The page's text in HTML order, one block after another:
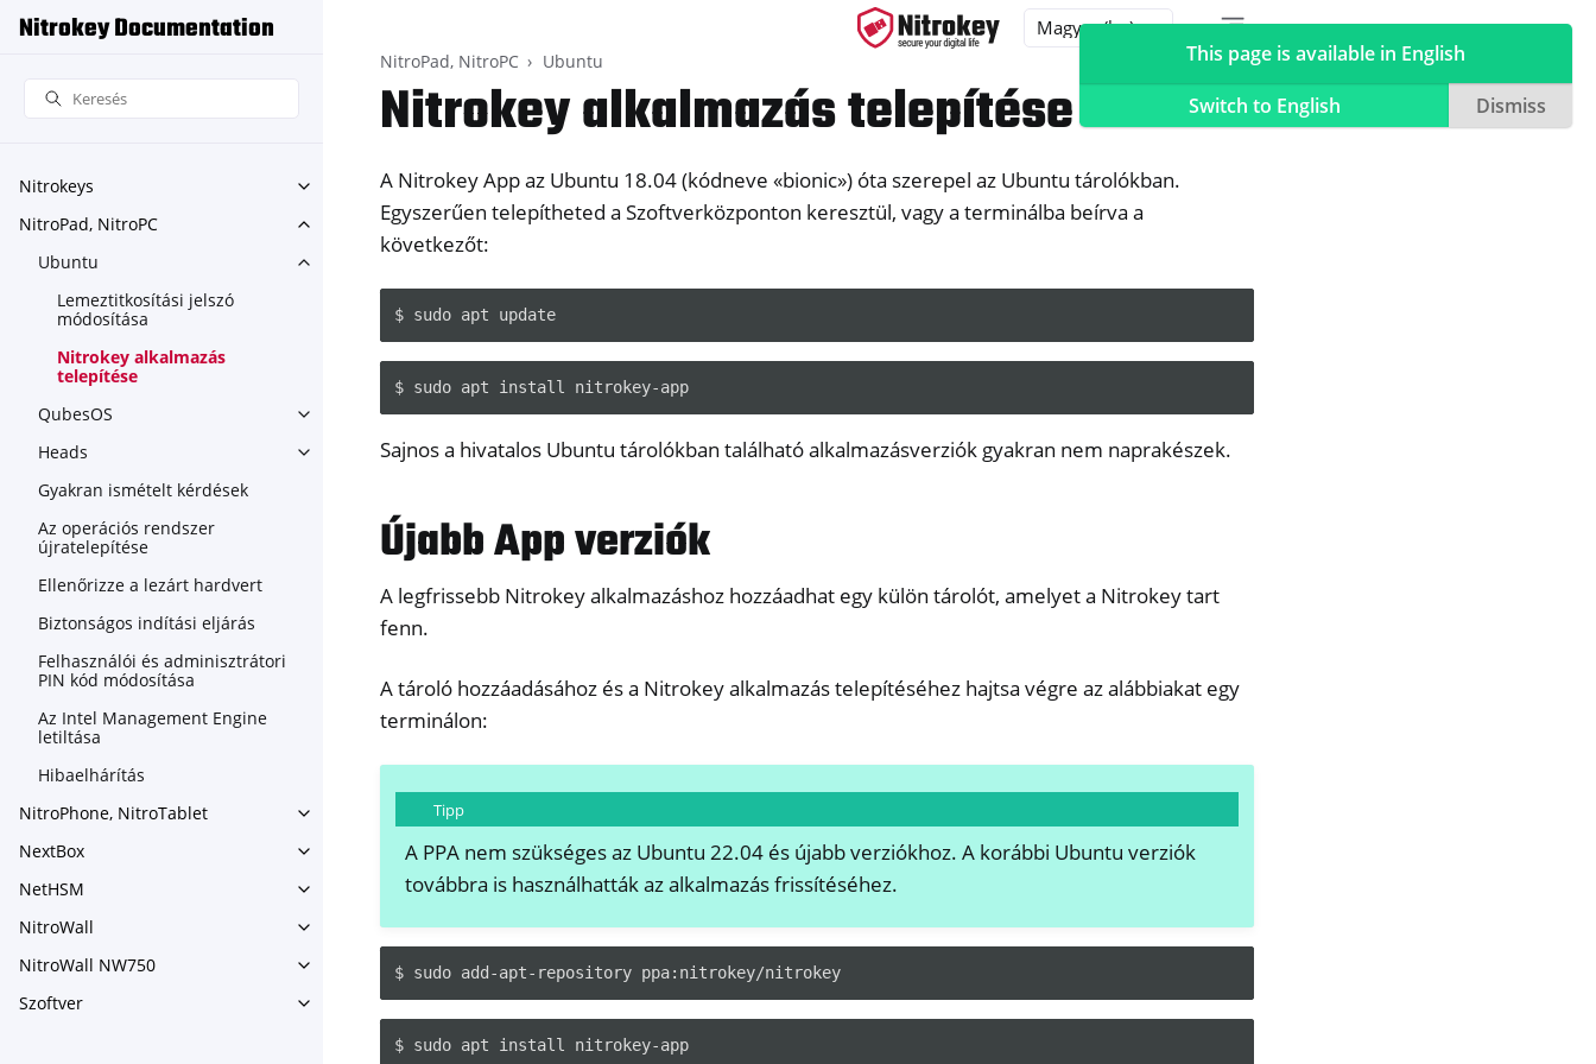
Nitrokey Documentation
Nitrokeys
Toggle navigation of Nitrokeys
NitroPad, NitroPC
Toggle navigation of NitroPad, NitroPC
Ubuntu
Toggle navigation of Ubuntu
Lemeztitkosítási jelszó
módosítása
Nitrokey alkalmazás
telepítése
QubesOS
Toggle navigation of QubesOS
Heads
Toggle navigation of Heads
Gyakran ismételt kérdések
Az operációs rendszer
újratelepítése
Ellenőrizze a lezárt hardvert
Biztonságos indítási eljárás
Felhasználói és adminisztrátori
PIN kód módosítása
Az Intel Management Engine
letiltása
Hibaelhárítás
NitroPhone, NitroTablet
Toggle navigation of NitroPhone, NitroTablet
NextBox
Toggle navigation of NextBox
NetHSM
Toggle navigation of NetHSM
NitroWall
Toggle navigation of NitroWall
NitroWall NW750
Toggle navigation of NitroWall NW750
Szoftver
Toggle navigation of Szoftver
NitroPad, NitroPC Ubuntu
Nitrokey alkalmazás telepítése
A Nitrokey App az Ubuntu 18.04 (kódneve «bionic») óta szerepel az Ubuntu tárolókban.
Egyszerűen telepítheted a Szoftverközponton keresztül, vagy a terminálba beírva a
következőt:
Sajnos a hivatalos Ubuntu tárolókban található alkalmazásverziók gyakran nem naprakészek.
Újabb App verziók
A legfrissebb Nitrokey alkalmazáshoz hozzáadhat egy külön tárolót, amelyet a Nitrokey tart
fenn.
A tároló hozzáadásához és a Nitrokey alkalmazás telepítéséhez hajtsa végre az alábbiakat egy
terminálon:
Tipp
A PPA nem szükséges az Ubuntu 22.04 és újabb verziókhoz. A korábbi Ubuntu verziók
továbbra is használhatták az alkalmazás frissítéséhez.
This page is available in English
Switch to English
Dismiss